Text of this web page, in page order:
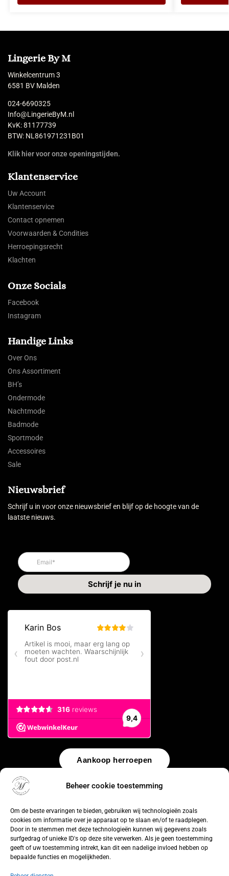
Beheer cookie toestemming
Om de beste ervaringen te bieden, gebruiken wij technologieën zoals
cookies om informatie over je apparaat op te slaan en/of te raadplegen.
Door in te stemmen met deze technologieën kunnen wij gegevens zoals
surfgedrag of unieke ID's op deze site verwerken. Als je geen toestemming
geeft of uw toestemming intrekt, kan dit een nadelige invloed hebben op
bepaalde functies en mogelijkheden.
Lingerie By M
Winkelcentrum 3
6581 BV Malden
024-6690325
Info@LingerieByM.nl
KvK: 81177739
BTW: NL861971231B01
Klik hier voor onze openingstijden.
Klantenservice
Uw Account
Klantenservice
Contact opnemen
Voorwaarden & Condities
Herroepingsrecht
Klachten
Onze Socials
Facebook
Instagram
Handige Links
Over Ons
Ons Assortiment
BH’s
Ondermode
Nachtmode
Badmode
Sportmode
Accessoires
Sale
Nieuwsbrief
Schrijf u in voor onze nieuwsbrief en blijf op de hoogte van de
laatste nieuws.
Aankoop herroepen
© 2026 by WebUnlimited–Algemene voorwaarden